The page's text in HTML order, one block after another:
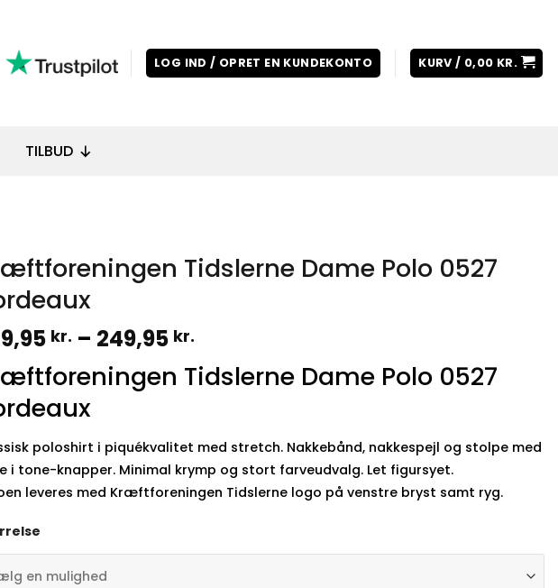
LOG IND / OPRET EN KUNDEKONTO KURV / 0,00 KR.
TILBUD
Tidslerne Dame Polo 0527
kr. – 249,95 kr.
229,95 kr.
til
Tidslerne Dame Polo 0527
poloshirt i piquékvalitet med stretch. Nakkebånd, nakkespejl og stolpe med
i tone-knapper. Minimal krymp og stort farveudvalg. Let figursyet.
leveres med Kræftforeningen Tidslerne logo på venstre bryst samt ryg.